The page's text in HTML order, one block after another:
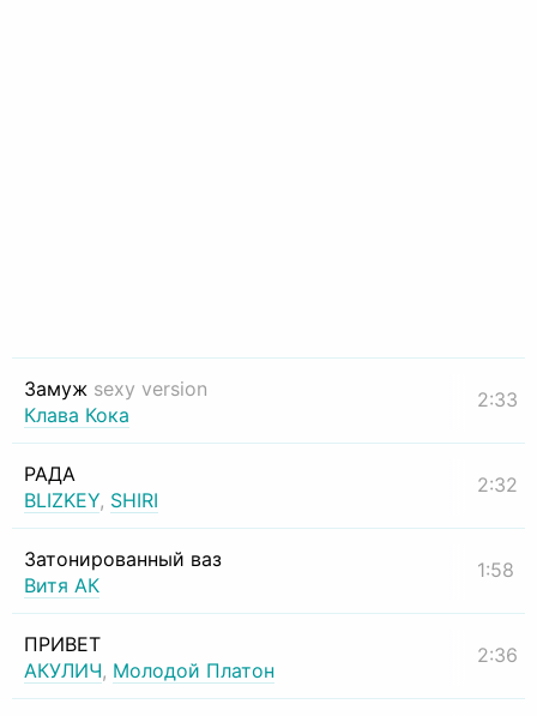
Замуж sexy version
Клава Кока
2:33
РАДА
BLIZKEY, SHIRI
2:32
Затонированный ваз
Витя АК
1:58
ПРИВЕТ
АКУЛИЧ, Молодой Платон
2:36